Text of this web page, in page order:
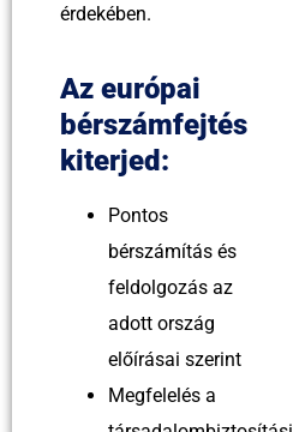
érdekében.
Az európai
bérszámfejtés
kiterjed:
Pontos
bérszámítás és
feldolgozás az
adott ország
előírásai szerint
Megfelelés a